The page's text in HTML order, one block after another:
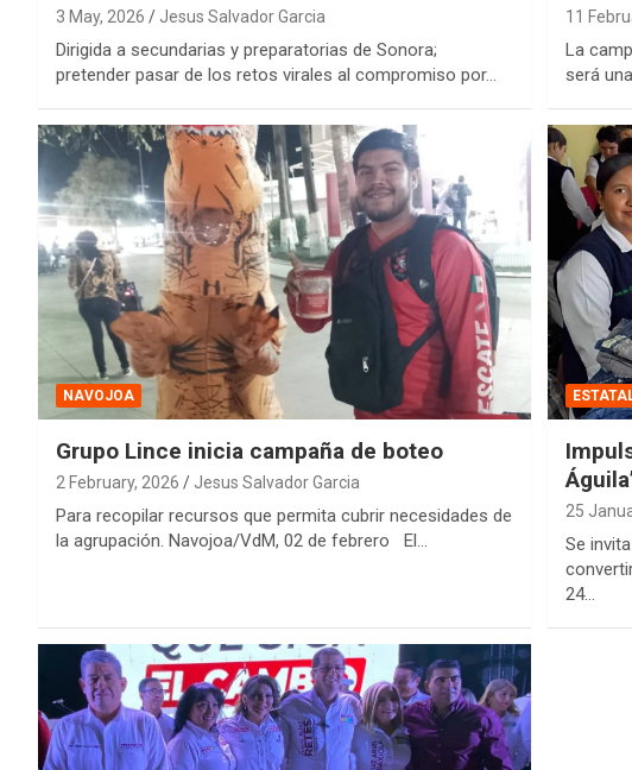
3 May, 2026 Jesus Salvador Garcia
Dirigida a secundarias y preparatorias de Sonora;
pretender pasar de los retos virales al compromiso por…
11
La
será
NAVOJOA
Grupo Lince inicia campaña de boteo
2 February, 2026 Jesus Salvador Garcia
Para recopilar recursos que permita cubrir necesidades de
la agrupación. Navojoa/VdM, 02 de febrero El…
25
Se
24…